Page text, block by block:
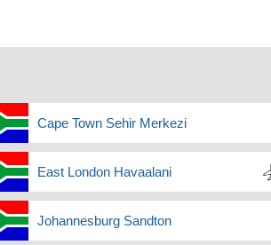
Cape Town Sehir Merkezi
East London Havaalani
Johannesburg Sandton